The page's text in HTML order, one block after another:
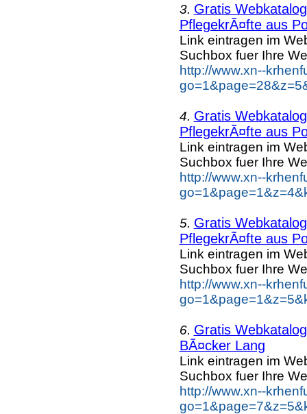
3. Gratis
PflegekrÃ¤fte aus
Link eintragen im
Suchbox fuer Ihre
http://www.xn--
4. Gratis
PflegekrÃ¤fte aus
Link eintragen im
Suchbox fuer Ihre
http://www.xn--
5. Gratis
PflegekrÃ¤fte aus
Link eintragen im
Suchbox fuer Ihre
http://www.xn--
6. Gratis
BÃ¤cker Lang
Link eintragen im
Suchbox fuer Ihre
http://www.xn--